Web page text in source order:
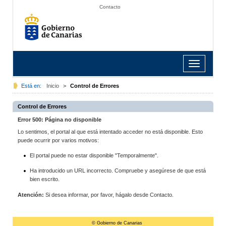
Contacto
Toggle
navigation
Está en: Inicio > Control de Errores
Control de Errores
Error 500: Página no disponible
Lo sentimos, el portal al que está intentado acceder no está disponible. Esto
puede ocurrir por varios motivos:
El portal puede no estar disponible "Temporalmente".
Ha introducido un URL incorrecto. Compruebe y asegúrese de que está
bien escrito.
Atención: Si desea informar, por favor, hágalo desde Contacto.
© Gobierno de Canarias